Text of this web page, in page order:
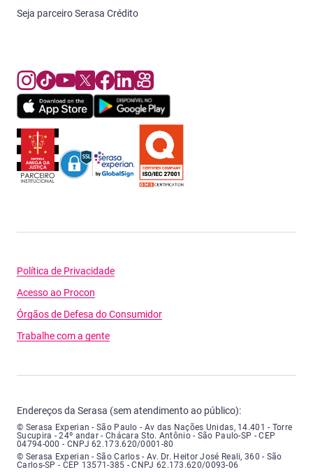
Seja parceiro Serasa Crédito
Política de Privacidade
Acesso ao Procon
Órgãos de Defesa do Consumidor
Trabalhe com a gente
Endereços da Serasa (sem atendimento ao público):
Serasa Experian - São Paulo - Endereço: Avenida das Nações Unidas,
© Serasa Experian - São Paulo - Av das Nações Unidas, 14.401 - Torre
Sucupira - 24º andar - Chácara Sto. Antônio - São Paulo-SP - CEP
04794-000 - CNPJ 62.173.620/0001-80
Serasa Experian - São Carlos - Endereço: Avenida Doutor Heitor José
© Serasa Experian - São Carlos - Av. Dr. Heitor José Reali, 360 - São
Carlos-SP - CEP 13571-385 - CNPJ 62.173.620/0093-06